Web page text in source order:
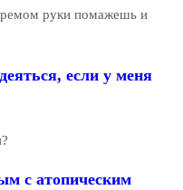
руки помажешь и
если у меня
с атопическим